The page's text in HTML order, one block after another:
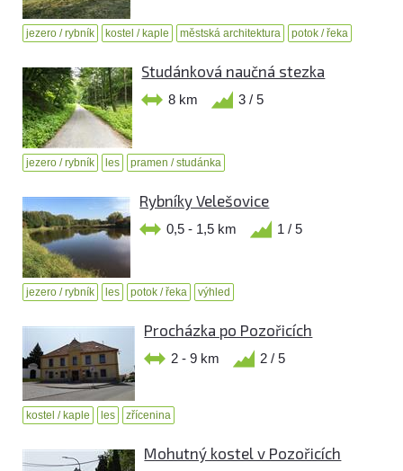
jezero / rybník kostel / kaple městská architektura potok / řeka
Studánková naučná stezka
8 km 3 / 5
jezero / rybník les pramen / studánka
Rybníky Velešovice
0,5 - 1,5 km 1 / 5
jezero / rybník les potok / řeka výhled
Procházka po Pozořicích
2 - 9 km 2 / 5
kostel / kaple les zřícenina
Mohutný kostel v Pozořicích